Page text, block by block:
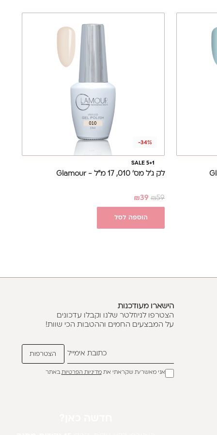
-34%
SALE 5+1
לק ג'ל מס' 010, 17 מ"ל - Glamour
₪59
₪39
הוספה לסל
הישארו מעודכנות
הצטרפו לניוזלטר שלנו וקבלו עדכונים
על המבצעים החמים וההטבות הכי שוות!
אני מאשר/ת שקראתי אתמדיניות הפרטיותבאתר